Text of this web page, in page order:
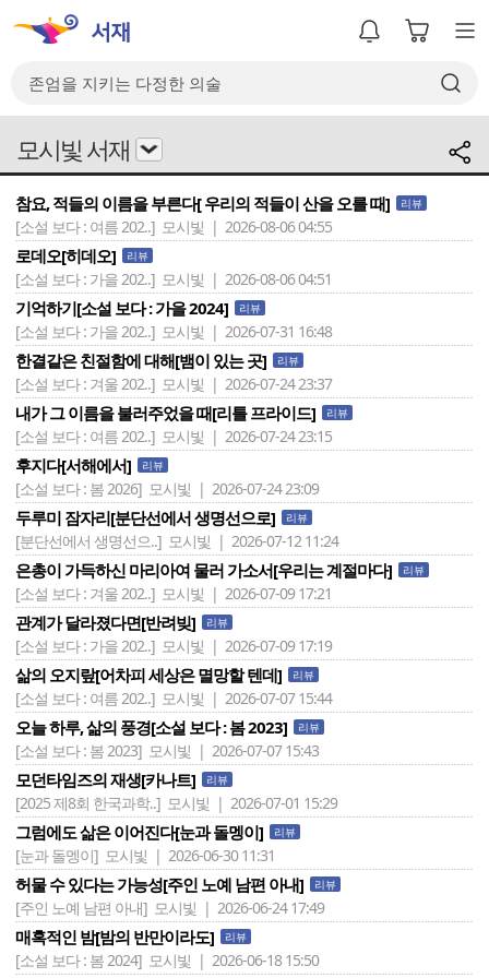
모시빛 서재
참요, 적들의 이름을 부른다[ 우리의 적들이 산을 오를 때] 리뷰
[소설 보다 : 여름 202..] 모시빛 | 2026-08-06 04:55
로데오[히데오] 리뷰
[소설 보다 : 가을 202..] 모시빛 | 2026-08-06 04:51
기억하기[소설 보다 : 가을 2024] 리뷰
[소설 보다 : 가을 202..] 모시빛 | 2026-07-31 16:48
한결같은 친절함에 대해[뱀이 있는 곳] 리뷰
[소설 보다 : 겨울 202..] 모시빛 | 2026-07-24 23:37
내가 그 이름을 불러주었을 때[리틀 프라이드] 리뷰
[소설 보다 : 여름 202..] 모시빛 | 2026-07-24 23:15
후지다[서해에서] 리뷰
[소설 보다 : 봄 2026] 모시빛 | 2026-07-24 23:09
두루미 잠자리[분단선에서 생명선으로] 리뷰
[분단선에서 생명선으..] 모시빛 | 2026-07-12 11:24
은총이 가득하신 마리아여 물러 가소서[우리는 계절마다] 리뷰
[소설 보다 : 겨울 202..] 모시빛 | 2026-07-09 17:21
관계가 달라졌다면[반려빚] 리뷰
[소설 보다 : 가을 202..] 모시빛 | 2026-07-09 17:19
삶의 오지랖[어차피 세상은 멸망할 텐데] 리뷰
[소설 보다 : 여름 202..] 모시빛 | 2026-07-07 15:44
오늘 하루, 삶의 풍경[소설 보다 : 봄 2023] 리뷰
[소설 보다 : 봄 2023] 모시빛 | 2026-07-07 15:43
모던타임즈의 재생[카나트] 리뷰
[2025 제8회 한국과학..] 모시빛 | 2026-07-01 15:29
그럼에도 삶은 이어진다[눈과 돌멩이] 리뷰
[눈과 돌멩이] 모시빛 | 2026-06-30 11:31
허물 수 있다는 가능성[주인 노예 남편 아내] 리뷰
[주인 노예 남편 아내] 모시빛 | 2026-06-24 17:49
매혹적인 밤[밤의 반만이라도] 리뷰
[소설 보다 : 봄 2024] 모시빛 | 2026-06-18 15:50